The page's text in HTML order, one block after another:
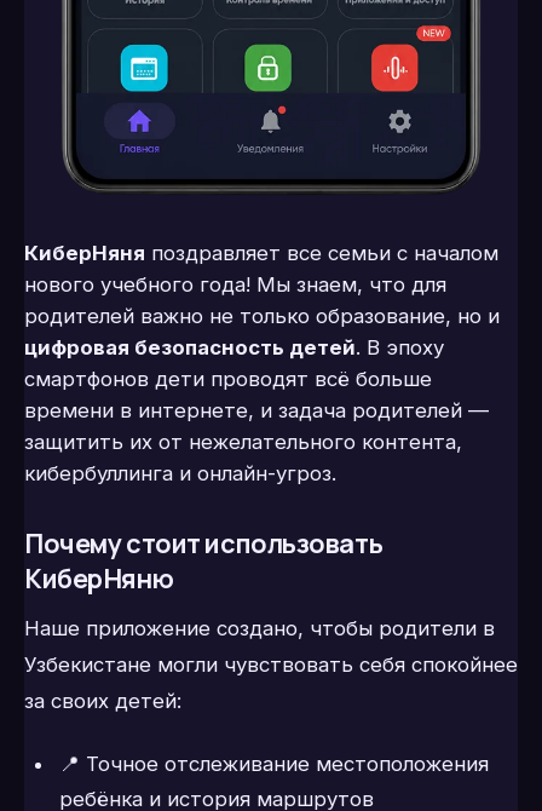
КиберНяня поздравляет все семьи с началом
нового учебного года! Мы знаем, что для
родителей важно не только образование, но и
цифровая безопасность детей. В эпоху
смартфонов дети проводят всё больше
времени в интернете, и задача родителей —
защитить их от нежелательного контента,
кибербуллинга и онлайн-угроз.
Почему стоит использовать
КиберНяню
Наше приложение создано, чтобы родители в
Узбекистане могли чувствовать себя спокойнее
за своих детей:
📍 Точное отслеживание местоположения
ребёнка и история маршрутов